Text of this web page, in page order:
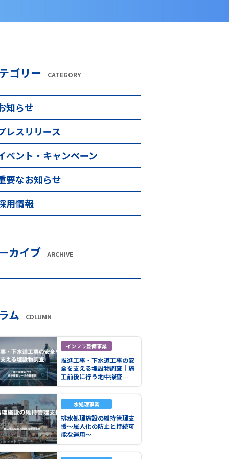
ゴリー CATEGORY
知らせ
レスリリース
ベント・キャンペーン
要なお知らせ
用情報
カイブ ARCHIVE
ム COLUMN
インフラ整備事業
推進工事・下水道工事の安
全を支える埋設物調査｜施
工前後に行う地中探査…
水処理事業
排水処理施設の維持管理支
援～属人化の防止と持続可
能な運用～